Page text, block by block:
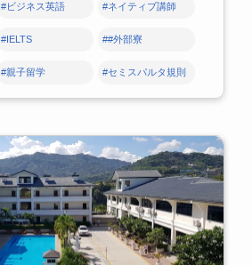
#ビジネス英語 #ネイティブ講師
#IELTS ##外部寮
#親子留学 #セミスパルタ規則